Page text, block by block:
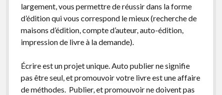
largement, vous permettre de réussir dans la forme
d’édition qui vous correspond le mieux (recherche de
maisons d’édition, compte d’auteur, auto-édition,
impression de livre à la demande).
Écrire est un projet unique. Auto publier ne signifie
pas être seul, et promouvoir votre livre est une affaire
de méthodes. Publier, et promouvoir ne doivent pas